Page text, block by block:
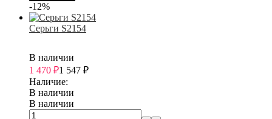
-12%
Серьги S2154
В наличии
1 470 ₽1 547 ₽
Наличие:
В наличии
В наличии